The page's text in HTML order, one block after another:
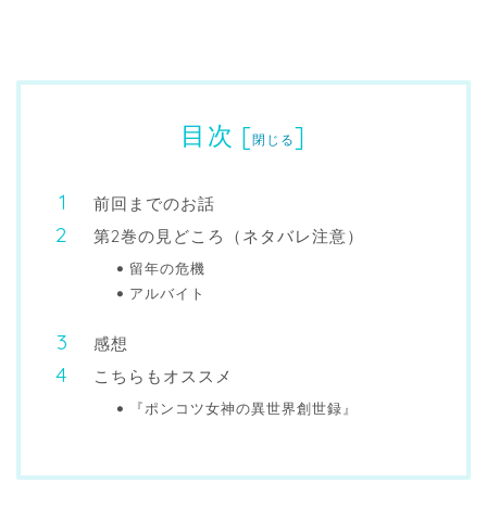
目次 [閉じる]
前回までのお話
第2巻の見どころ（ネタバレ注意）
留年の危機
アルバイト
感想
こちらもオススメ
『ポンコツ女神の異世界創世録』